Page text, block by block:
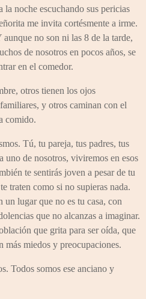
la noche escuchando sus pericias
me invita cortésmente a irme.
no son ni las 8 de la tarde,
de nosotros en pocos años, se
en el comedor.
otros tienen los ojos
y otros caminan con el
comido.
Tú, tu pareja, tus padres, tus
de nosotros, viviremos en esos
te sentirás joven a pesar de tu
traten como si no supieras nada.
lugar que no es tu casa, con
que no alcanzas a imaginar.
que grita para ser oída, que
miedos y preocupaciones.
Todos somos ese anciano y